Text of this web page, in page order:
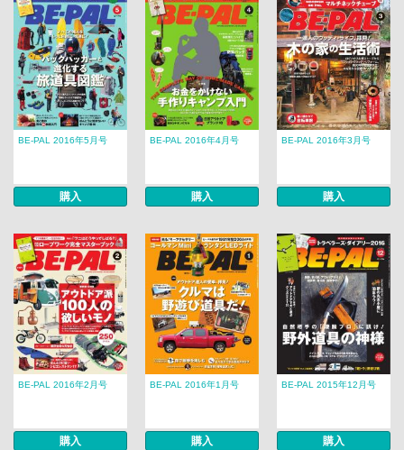
BE-PAL 2016年5月号
購入
BE-PAL 2016年4月号
購入
BE-PAL 2016年3月号
購入
BE-PAL 2016年2月号
購入
BE-PAL 2016年1月号
購入
BE-PAL 2015年12月号
購入